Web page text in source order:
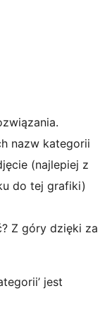
nazw kategorii
(najlepiej z
do tej grafiki)
Z góry dzięki za
jest